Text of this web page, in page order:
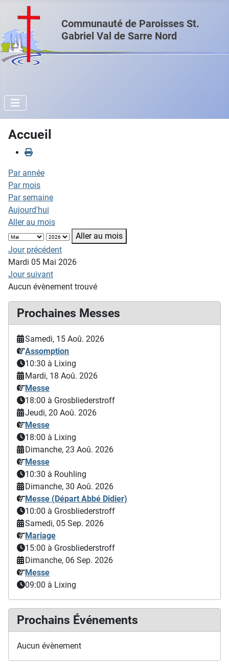
Communauté de Paroisses St.
Gabriel Val de Sarre Nord
Accueil
Par année
Par mois
Par semaine
Aujourd'hui
Aller au mois
Aller au mois
Jour précédent
Mardi 05 Mai 2026
Jour suivant
Aucun évènement trouvé
Prochaines Messes
Samedi, 15 Aoû. 2026
Assomption
10:30 à Lixing
Mardi, 18 Aoû. 2026
Messe
18:00 à Grosbliederstroff
Jeudi, 20 Aoû. 2026
Messe
18:00 à Lixing
Dimanche, 23 Aoû. 2026
Messe
10:30 à Rouhling
Dimanche, 30 Aoû. 2026
Messe (Départ Abbé Didier)
10:00 à Grosbliederstroff
Samedi, 05 Sep. 2026
Mariage
15:00 à Grosbliederstroff
Dimanche, 06 Sep. 2026
Messe
09:00 à Lixing
Prochains Événements
Aucun évènement